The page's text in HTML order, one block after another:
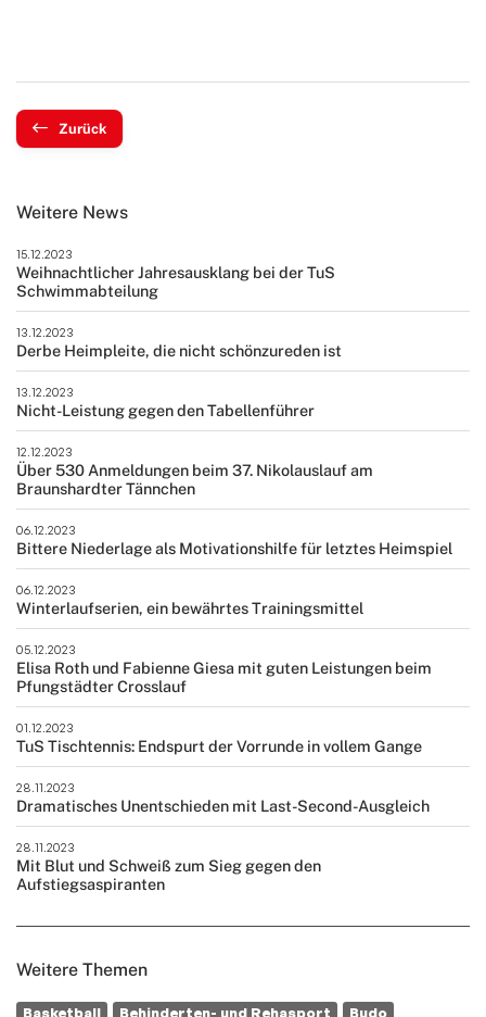
Zurück
Weitere News
15.12.2023
Weihnachtlicher Jahresausklang bei der TuS
Schwimmabteilung
13.12.2023
Derbe Heimpleite, die nicht schönzureden ist
13.12.2023
Nicht-Leistung gegen den Tabellenführer
12.12.2023
Über 530 Anmeldungen beim 37. Nikolauslauf am
Braunshardter Tännchen
06.12.2023
Bittere Niederlage als Motivationshilfe für letztes Heimspiel
06.12.2023
Winterlaufserien, ein bewährtes Trainingsmittel
05.12.2023
Elisa Roth und Fabienne Giesa mit guten Leistungen beim
Pfungstädter Crosslauf
01.12.2023
TuS Tischtennis: Endspurt der Vorrunde in vollem Gange
28.11.2023
Dramatisches Unentschieden mit Last-Second-Ausgleich
28.11.2023
Mit Blut und Schweiß zum Sieg gegen den
Aufstiegsaspiranten
Weitere Themen
Basketball Behinderten- und Rehasport Budo